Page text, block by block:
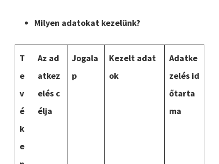
Milyen adatokat kezelünk?
T
e
v
é
k
e
Az ad
atkez
elés c
élja
Jogala
p
Kezelt adat
ok
Adatke
zelés id
őtarta
ma